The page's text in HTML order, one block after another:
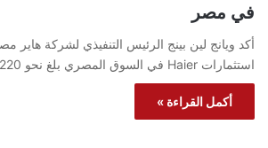
في مصر
أكد ويانج لين بينج الرئيس التنفيذي لشركة هاير
استثمارات Haier في السوق المصري بلغ نحو 220 مليون…
أكمل القراءة »